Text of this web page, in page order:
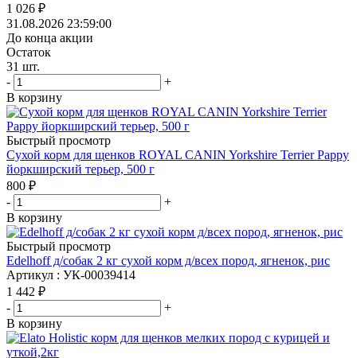
1 026 ₽
31.08.2026 23:59:00
До конца акции
Остаток
31 шт.
-
+
В корзину
Быстрый просмотр
Сухой корм для щенков ROYAL CANIN Yorkshire Terrier Pappy
йоркширский терьер, 500 г
800 ₽
-
+
В корзину
Быстрый просмотр
Edelhoff д/собак 2 кг сухой корм д/всех пород, ягненок, рис
Артикул : УК-00039414
1 442 ₽
-
+
В корзину